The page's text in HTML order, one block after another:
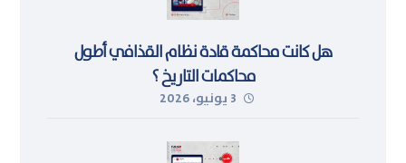
هل كانت محاكمة قادة نظام القذافي أطول
محاكمات التاريخ ؟
3 يونيو، 2026